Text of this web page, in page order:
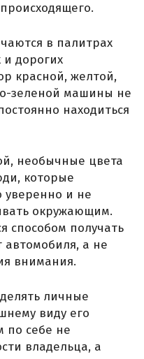
в палитрах
дорогих
красной, желтой,
зеленой машины не
находиться
необычные цвета
которые
уверенно и не
окружающим.
способом получать
а не
внимания.
личные
виду его
по себе не
владельца, а